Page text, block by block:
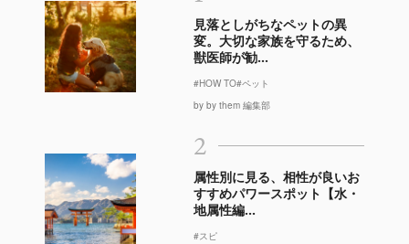
見落としがちなペットの異
変。大切な家族を守るため、
獣医師が勧...
#HOW TO#ペット
by by them 編集部
2
属性別に見る、相性が良いお
すすめパワースポット【水・
地属性編...
#スピ